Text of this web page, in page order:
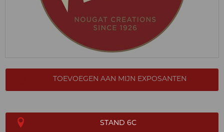
TOEVOEGEN AAN MIJN EXPOSANTEN
STAND 6C